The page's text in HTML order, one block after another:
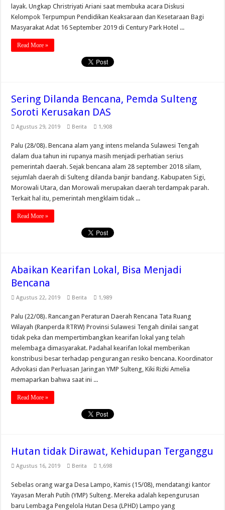
layak. Ungkap Christriyati Ariani saat membuka acara Diskusi
Kelompok Terpumpun Pendidikan Keaksaraan dan Kesetaraan Bagi
Masyarakat Adat 16 September 2019 di Century Park Hotel ...
Read More »
Sering Dilanda Bencana, Pemda Sulteng
Soroti Kerusakan DAS
Agustus 29, 2019 Berita 1,908
Palu (28/08). Bencana alam yang intens melanda Sulawesi Tengah
dalam dua tahun ini rupanya masih menjadi perhatian serius
pemerintah daerah. Sejak bencana alam 28 september 2018 silam,
sejumlah daerah di Sulteng dilanda banjir bandang. Kabupaten Sigi,
Morowali Utara, dan Morowali merupakan daerah terdampak parah.
Terkait hal itu, pemerintah mengklaim tidak ...
Read More »
Abaikan Kearifan Lokal, Bisa Menjadi
Bencana
Agustus 22, 2019 Berita 1,989
Palu (22/08). Rancangan Peraturan Daerah Rencana Tata Ruang
Wilayah (Ranperda RTRW) Provinsi Sulawesi Tengah dinilai sangat
tidak peka dan mempertimbangkan kearifan lokal yang telah
melembaga dimasyarakat. Padahal kearifan lokal memberikan
konstribusi besar terhadap pengurangan resiko bencana. Koordinator
Advokasi dan Perluasan Jaringan YMP Sulteng, Kiki Rizki Amelia
memaparkan bahwa saat ini ...
Read More »
Hutan tidak Dirawat, Kehidupan Terganggu
Agustus 16, 2019 Berita 1,698
Sebelas orang warga Desa Lampo, Kamis (15/08), mendatangi kantor
Yayasan Merah Putih (YMP) Sulteng. Mereka adalah kepengurusan
baru Lembaga Pengelola Hutan Desa (LPHD) Lampo yang